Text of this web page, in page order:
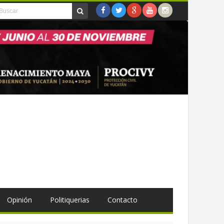
Opinión Politiquerias Contacto